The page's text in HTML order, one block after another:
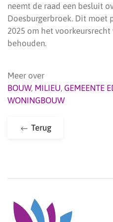
neemt de raad een besluit
Doesburgerbroek. Dit moet
2025 om het
behouden.
Meer over
BOUW, MILIEU, GEMEENTE
WONINGBOUW
Terug